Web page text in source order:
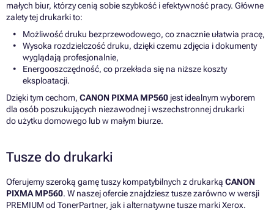
małych biur, którzy cenią sobie szybkość i efektywność pracy. Główne
zalety tej drukarki to:
Możliwość druku bezprzewodowego, co znacznie ułatwia pracę,
Wysoka rozdzielczość druku, dzięki czemu zdjęcia i dokumenty
wyglądają profesjonalnie,
Energooszczędność, co przekłada się na niższe koszty
eksploatacji.
Dzięki tym cechom, CANON PIXMA MP560 jest idealnym wyborem
dla osób poszukujących niezawodnej i wszechstronnej drukarki
do użytku domowego lub w małym biurze.
Tusze do drukarki
Oferujemy szeroką gamę tuszy kompatybilnych z drukarką CANON
PIXMA MP560. W naszej ofercie znajdziesz tusze zarówno w wersji
PREMIUM od TonerPartner, jak i alternatywne tusze marki Xerox.